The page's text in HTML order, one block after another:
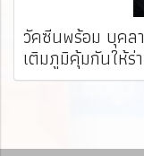
วัคซีนพร้อม บุคล
เติมภูมิคุ้มกันให้